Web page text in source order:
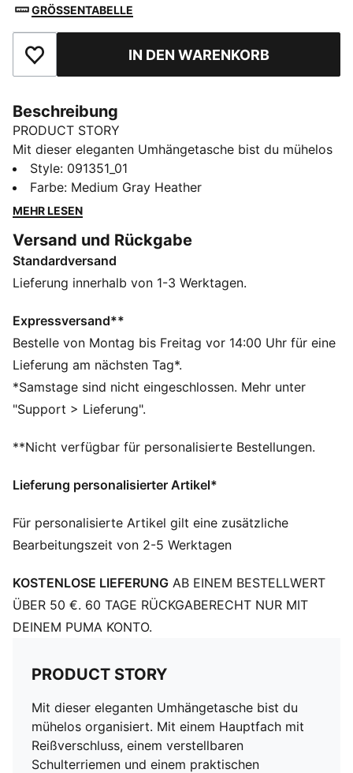
GRÖSSENTABELLE
Zu Favoriten hinzufügenIN DEN WARENKORB
Beschreibung
PRODUCT STORY
Mit dieser eleganten Umhängetasche bist du mühelos
organisiert. Mit einem Hauptfach mit Reißverschluss,
einem verstellbaren Schulterriemen und einem
praktischen Tragegriff aus Gurtband ist sie perfekt für
Mischung aus Funktion und Style mit PUMA.
FEATURES + VORTEILE
Hergestellt aus mindestens 90 % recycelten
DETAILS
Hauptfach mit Reißverschluss
Innentasche mit Einschub
Verstellbarer Schulterriemen
Praktischer Tragegriff aus Gurtband
PUMA Branding-Details
Style: 091351_01
Farbe: Medium Gray Heather
MEHR LESEN
Versand und Rückgabe
Standardversand
Lieferung innerhalb von 1-3 Werktagen.
Expressversand**
Bestelle von Montag bis Freitag vor 14:00 Uhr für eine
Lieferung am nächsten Tag*.
*Samstage sind nicht eingeschlossen. Mehr unter
"Support > Lieferung".
**Nicht verfügbar für personalisierte Bestellungen.
Lieferung personalisierter Artikel*
Für personalisierte Artikel gilt eine zusätzliche
Bearbeitungszeit von 2-5 Werktagen
KOSTENLOSE LIEFERUNG AB EINEM BESTELLWERT
ÜBER 50 €. 60 TAGE RÜCKGABERECHT NUR MIT
DEINEM PUMA KONTO.
PRODUCT STORY
Mit dieser eleganten Umhängetasche bist du
mühelos organisiert. Mit einem Hauptfach mit
Reißverschluss, einem verstellbaren
Schulterriemen und einem praktischen